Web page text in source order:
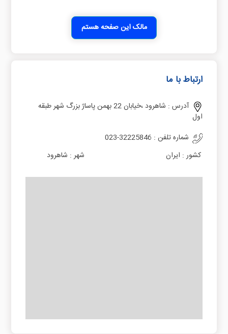
مالک این صفحه هستم
ارتباط با ما
آدرس :
شاهرود ،خیابان 22 بهمن پاساژ بزرگ شهر طبقه
اول
شماره تلفن : 023-32225846
کشور : ایران شهر : شاهرود